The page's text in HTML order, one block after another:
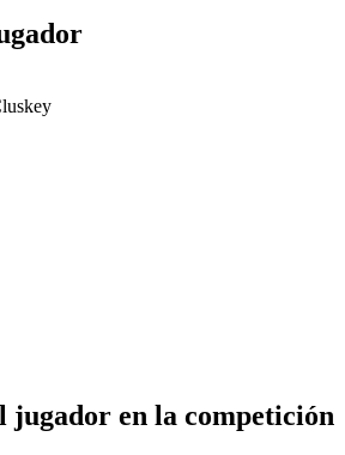
jugador en la competición